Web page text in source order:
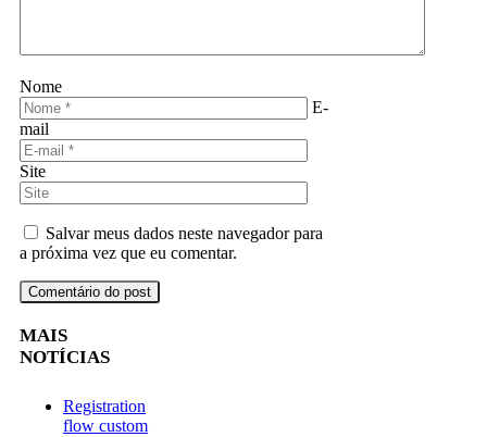
Nome
E-
mail
Site
Salvar meus dados neste navegador para
a próxima vez que eu comentar.
MAIS
NOTÍCIAS
Registration
flow custom